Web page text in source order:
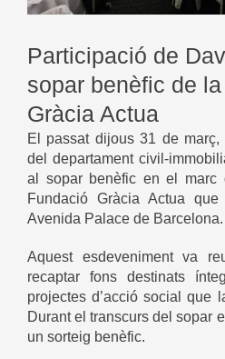
Participació de
sopar benèfic de
Gràcia Actua
El passat dijous 31 de
del departament civil-
al sopar benèfic en el marc
Fundació Gràcia Actua
Avenida Palace de Barcelona.
Aquest esdeveniment va
recaptar fons destinats
projectes d’acció social que
Durant el transcurs del sopar
un sorteig benèfic.